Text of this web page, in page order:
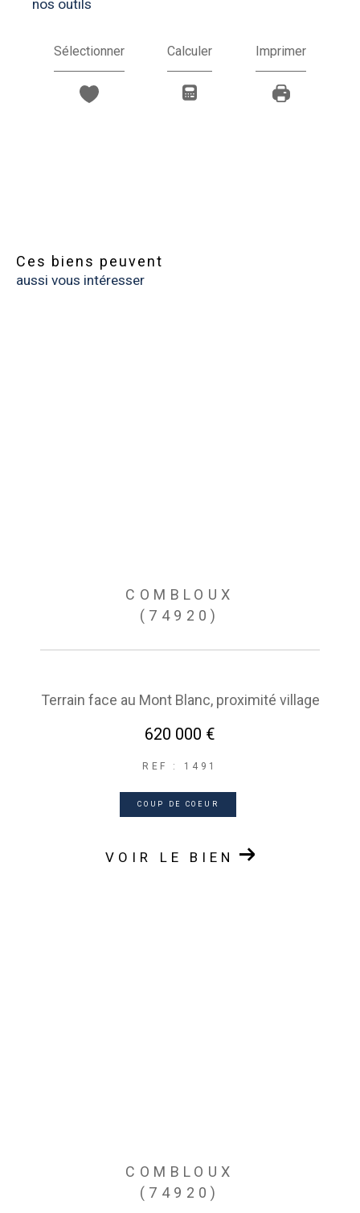
nos outils
Sélectionner Calculer Imprimer
Ces biens peuvent
aussi vous intéresser
COMBLOUX
(74920)
Terrain face au Mont Blanc, proximité village
620 000 €
REF : 1491
COUP DE COEUR
VOIR LE BIEN
COMBLOUX
(74920)